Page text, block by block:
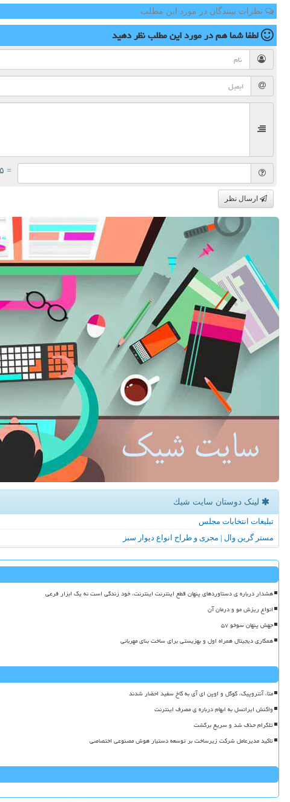
نظرات بینندگان در مورد این مطلب
لطفا شما همدر مورد این مطلبنظر دهید
= ۵ بعلاوه ۴
ارسال نظر
لینک دوستان سایت شیك
تبلیغات انتخابات مجلس
مستر گرین وال | مجری و طراح انواع دیوار سبز
هشدار درباره ی دستاوردهای پنهان قطع اینترنت اینترنت، خود زندگی است نه یک ابزار فرعی
انواع ریزش مو و درمان آن
جهش پنهان سوخو ۵۷
همکاری دیجیتال همراه اول و بهزیستی برای ساخت بنای مهربانی
متا، آنتروپیک، گوگل و اوپن ای آی به کاخ سفید احضار شدند
واکنش ایرانسل به ابهام درباره ی مصرف اینترنت
تلگرام حذف شد و سریع برگشت
تاکید مدیرعامل شرکت زیرساخت بر توسعه دستیار هوش مصنوعی اختصاصی